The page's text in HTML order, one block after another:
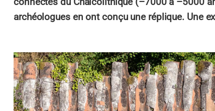
archéologues en ont conçu une réplique. Une